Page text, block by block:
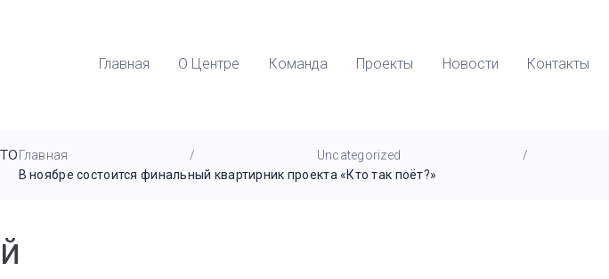
Главная О Центре Команда Проекты Новости Контакты
Главная / Uncategorized
/
В ноябре состоится финальный квартирник проекта «Кто так поëт?»